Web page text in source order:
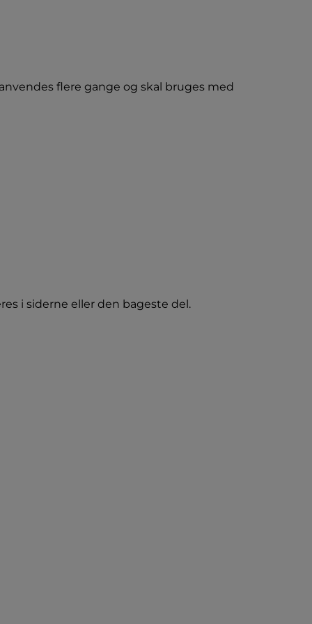
flere gange og skal bruges med
i siderne eller den bageste del.